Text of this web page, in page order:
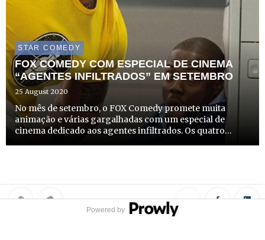
STAR COMEDY
FOX COMEDY COM ESPECIAL DE CINEMA
“AGENTES INFILTRADOS” EM SETEMBRO
25 August 2020
No mês de setembro, o FOX Comedy promete muita
animação e várias gargalhadas com um especial de
cinema dedicado aos agentes infiltrados. Os quatro
Powered by